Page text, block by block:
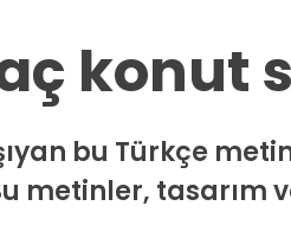
konut
bu Türkçe
metinler, tasarım